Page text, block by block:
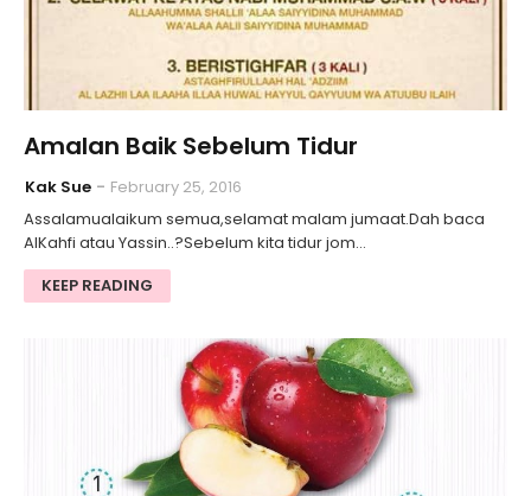
Amalan Baik Sebelum Tidur
Kak Sue
February 25, 2016
Assalamualaikum semua,selamat malam jumaat.Dah baca
AlKahfi atau Yassin..?Sebelum kita tidur jom…
KEEP READING